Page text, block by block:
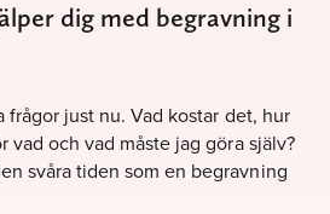
dig med begravning i
just nu. Vad kostar det, hur
vad och vad måste jag göra själv?
svåra tiden som en begravning